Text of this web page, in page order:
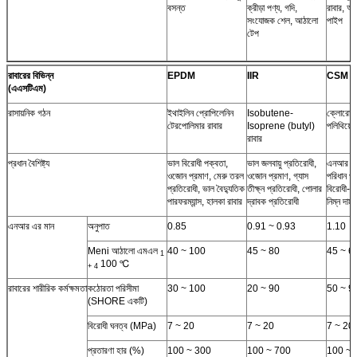
বসন্ত
ক্রীড়া পণ্য, গদি,
সংযোজক শেল, আঠালো
টেপ
রাবার,
পাইপ
রাবারের বিভিন্ন
(এএসটিএম)
EPDM IIR CSM
রাসায়নিক গঠন
ইথাইলিন প্রোপিলেনিন
টেরপোলিমার রাবার
Isobutene-
Isoprene (butyl)
রাবার
প্রধান বৈশিষ্ট্য
ভাল বিরোধী পক্বতা,
ওজোন প্রমাণ, মেরু তরল
প্রতিরোধী, ভাল বৈদ্যুতিক
পারফরম্যান্স, হালকা রাবার
ভাল জলবায়ু প্রতিরোধী,
ওজোন প্রমাণ, গ্যাস
তীক্ষ্ন প্রতিরোধী, পোলার
দ্রাবক প্রতিরোধী
এনআর
পরিধান
বিরোধী-
নিম্ন
এনআর এর মান অনুপাত 0.85 0.91 ~ 0.93 1.10
Meni আঠালো এমএল 1
+ 4 100 ℃
40 ~ 100 45 ~ 80 45 ~
রাবারের শারীরিক কর্মক্ষমতাকঠোরতা পরিসীমা
(SHORE একটি)
30 ~ 100 20 ~ 90 50 ~
বিরোধী ঘনত্ব (MPa) 7 ~ 20 7 ~ 20 7 ~ 20
প্রতারণা হার (%) 100 ~ 300 100 ~ 700 100 ~